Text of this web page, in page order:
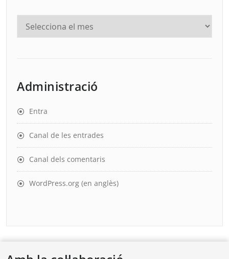
Administració
Entra
Canal de les entrades
Canal dels comentaris
WordPress.org (en anglès)